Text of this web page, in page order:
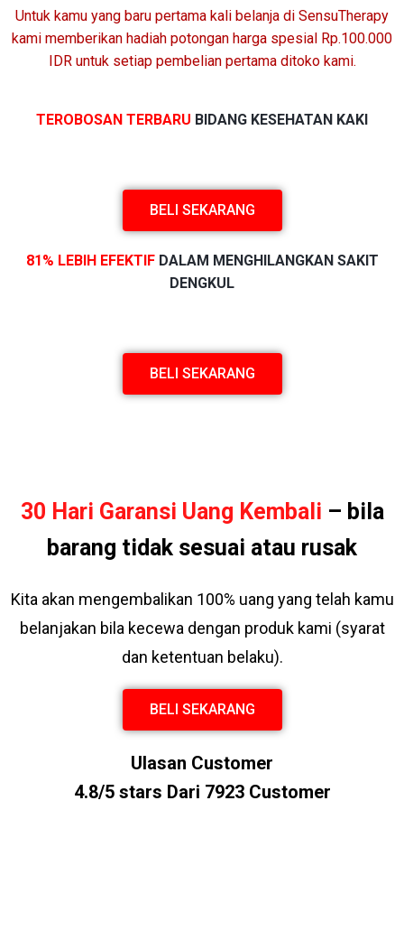
Untuk kamu yang baru pertama kali belanja di SensuTherapy
kami memberikan hadiah potongan harga spesial Rp.100.000
IDR untuk setiap pembelian pertama ditoko kami.
TEROBOSAN TERBARU BIDANG KESEHATAN KAKI
BELI SEKARANG
81% LEBIH EFEKTIFDALAM MENGHILANGKAN SAKIT
DENGKUL
BELI SEKARANG
30 Hari Garansi Uang Kembali – bila
barang tidak sesuai atau rusak
Kita akan mengembalikan 100% uang yang telah kamu
belanjakan bila kecewa dengan produk kami (syarat
dan ketentuan belaku).
BELI SEKARANG
Ulasan Customer
4.8/5 stars Dari 7923 Customer